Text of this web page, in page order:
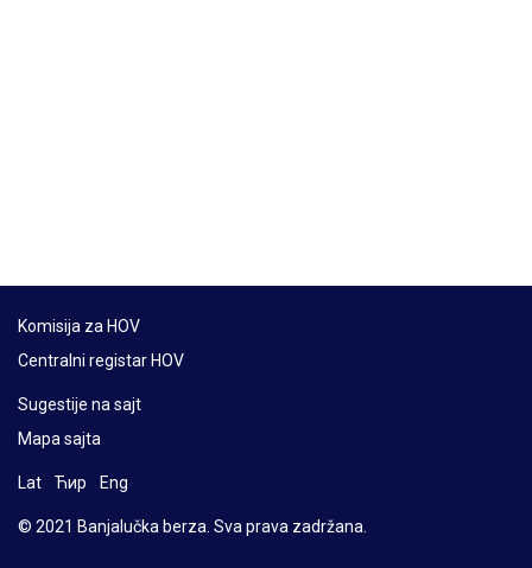
Komisija za HOV
Centralni registar HOV
Sugestije na sajt
Mapa sajta
Lat Ћир Eng
© 2021 Banjalučka berza. Sva prava zadržana.